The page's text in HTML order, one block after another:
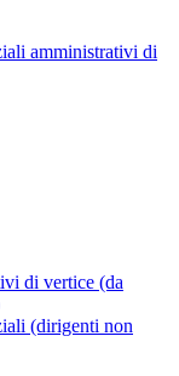
amministrativi di
di vertice (da
(dirigenti non